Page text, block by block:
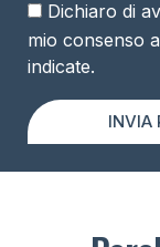
Dichiaro di
mio consenso
indicate.
INVIA